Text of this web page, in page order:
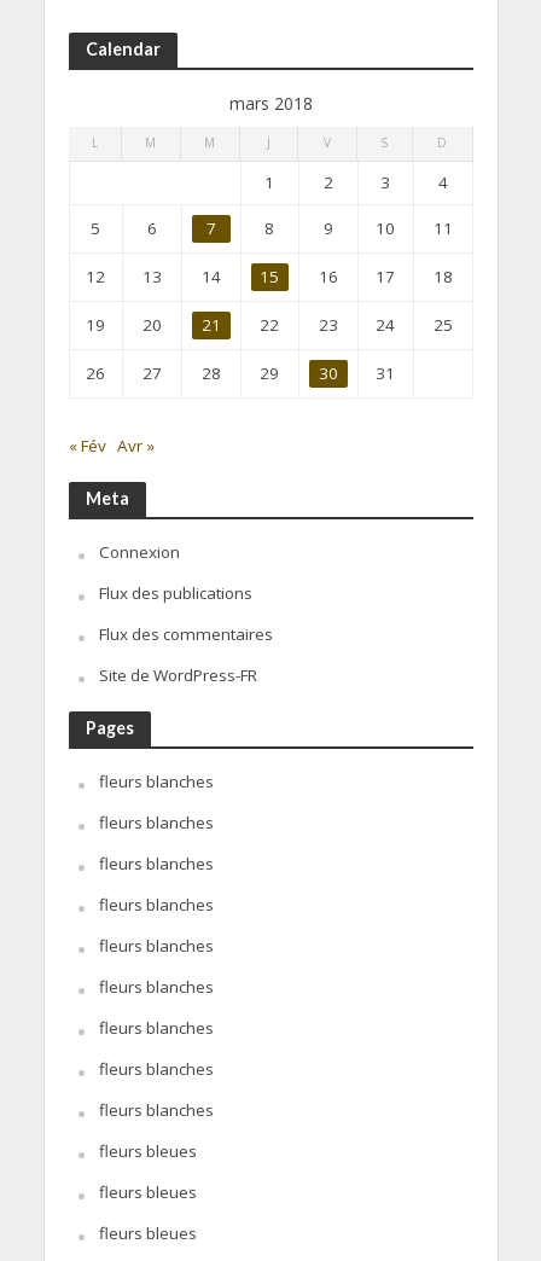
Calendar
mars 2018
L M M J V S D
1 2 3 4
5 6 7 8 9 10 11
12 13 14 15 16 17 18
19 20 21 22 23 24 25
26 27 28 29 30 31
« Fév Avr »
Meta
Connexion
Flux des publications
Flux des commentaires
Site de WordPress-FR
Pages
fleurs blanches
fleurs blanches
fleurs blanches
fleurs blanches
fleurs blanches
fleurs blanches
fleurs blanches
fleurs blanches
fleurs blanches
fleurs bleues
fleurs bleues
fleurs bleues